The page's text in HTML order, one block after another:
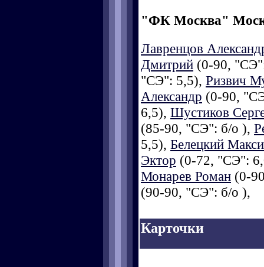
"ФК Москва"
Лавренцов
Дмитрий (0-90,
"СЭ": 5,5), Ризвич
Александр (0-90,
6,5), Шустиков
(85-90, "СЭ": б/о ),
5,5), Белецкий
Эктор (0-72, "СЭ":
Монарев Роман (0-
(90-90, "СЭ": б/о ),
Карточки